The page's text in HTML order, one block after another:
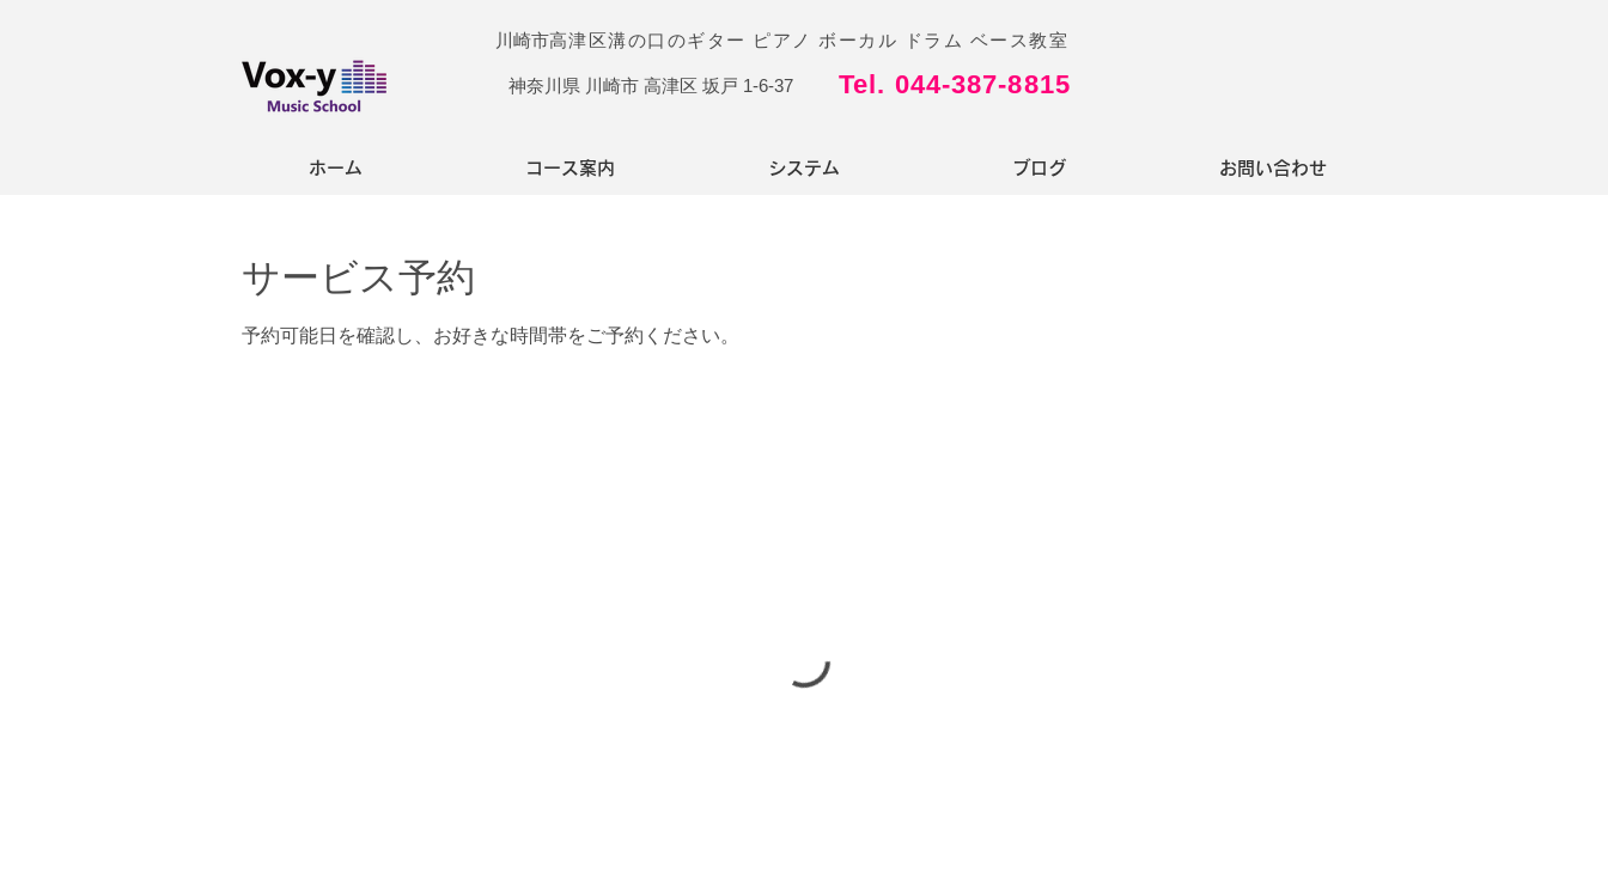
川崎市​高津区溝の口のギター ピアノ ボーカル ドラム ベース教室
​神奈川県 川崎市 高津区 坂戸 1-6-37 Tel. 044-387-8815
ホーム コース案内 システム ブログ お問い合わせ
サービス予約
予約可能日を確認し、お好きな時間帯をご予約ください。